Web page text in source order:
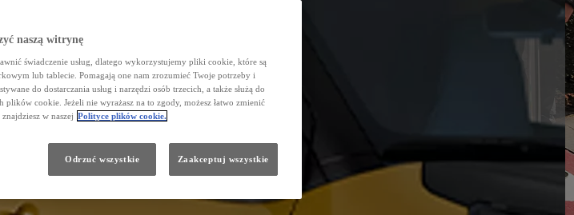
naszą witrynę
świadczenie usług, dlatego wykorzystujemy pliki cookie, które są
lub tablecie. Pomagają one nam zrozumieć Twoje potrzeby i
do dostarczania usług i narzędzi osób trzecich, a także służą do
cookie. Jeżeli nie wyrażasz na to zgody, możesz łatwo zmienić
w naszej Polityce plików cookie.
Odrzuć wszystkie Zaakceptuj wszystkie